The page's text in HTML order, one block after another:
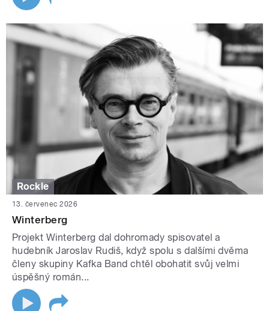
Rockle
13. červenec 2026
Winterberg
Projekt Winterberg dal dohromady spisovatel a
hudebník Jaroslav Rudiš, když spolu s dalšími dvěma
členy skupiny Kafka Band chtěl obohatit svůj velmi
úspěšný román...